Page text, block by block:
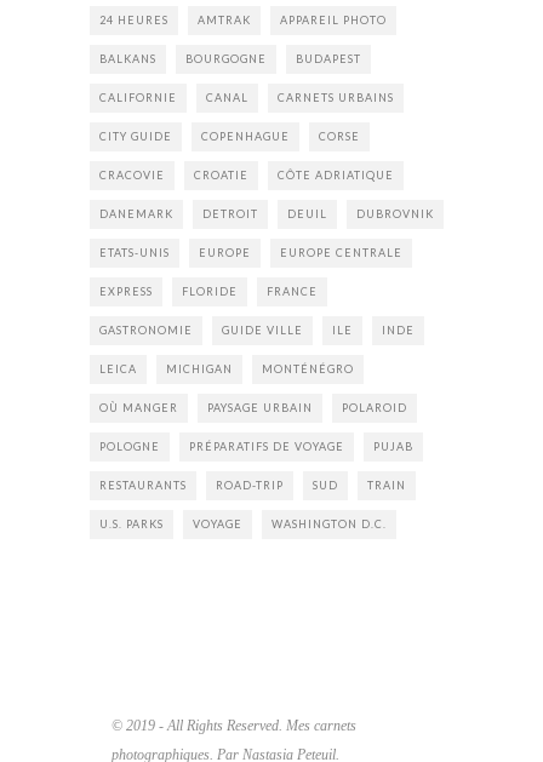
24 HEURES AMTRAK APPAREIL PHOTO
BALKANS BOURGOGNE BUDAPEST
CALIFORNIE CANAL CARNETS URBAINS
CITY GUIDE COPENHAGUE CORSE
CRACOVIE CROATIE CÔTE ADRIATIQUE
DANEMARK DETROIT DEUIL DUBROVNIK
ETATS-UNIS EUROPE EUROPE CENTRALE
EXPRESS FLORIDE FRANCE
GASTRONOMIE GUIDE VILLE ILE INDE
LEICA MICHIGAN MONTÉNÉGRO
OÙ MANGER PAYSAGE URBAIN POLAROID
POLOGNE PRÉPARATIFS DE VOYAGE PUJAB
RESTAURANTS ROAD-TRIP SUD TRAIN
U.S. PARKS VOYAGE WASHINGTON D.C.
© 2019 - All Rights Reserved. Mes carnets
photographiques. Par Nastasia Peteuil.